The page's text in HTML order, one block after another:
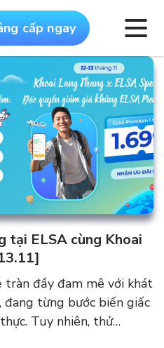
cấp ngay
tại ELSA cùng Khoai
tràn đầy đam mê với khát
đang từng bước biến giấc
Tuy nhiên, thử…